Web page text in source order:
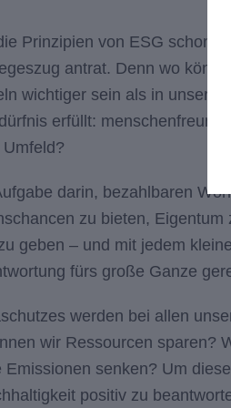
Prinzipien von ESG schon
antrat. Denn wo
wichtiger sein als in unserer
erfüllt:
darin, bezahlbaren
zu bieten, Eigentum
geben – und mit jedem
fürs große Ganze
werden bei allen
wir Ressourcen sparen?
senken? Um
positiv zu